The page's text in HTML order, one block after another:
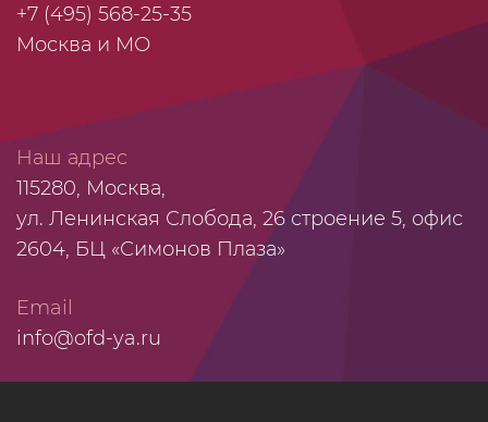
+7 (495) 568-25-35
Москва и МО
Наш адрес
115280, Москва,
ул. Ленинская Слобода, 26 строение 5, офис
2604, БЦ «Симонов Плаза»
Email
info@ofd-ya.ru